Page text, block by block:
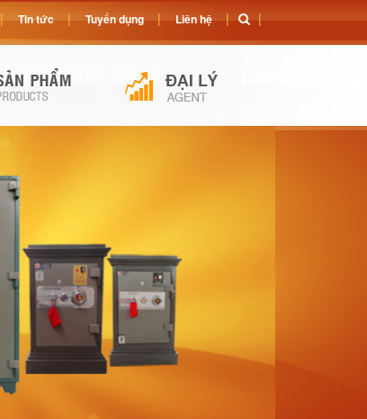
Tin tức Tuyển dụng Liên hệ